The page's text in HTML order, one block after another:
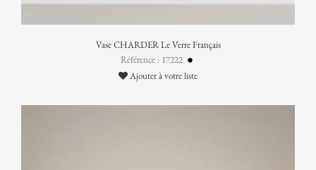
Vase CHARDER Le Verre Français
Référence : 17222
Ajouter à votre liste